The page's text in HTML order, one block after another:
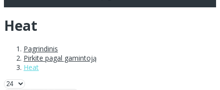
Heat
Pagrindinis
Pirkite pagal gamintoją
Heat